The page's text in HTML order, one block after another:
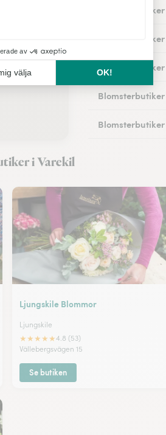
i Varekil
Ljungskile Blommor
Ljungskile
★★★★★4.8 (53)
Vällebergsvägen 15
Se butiken